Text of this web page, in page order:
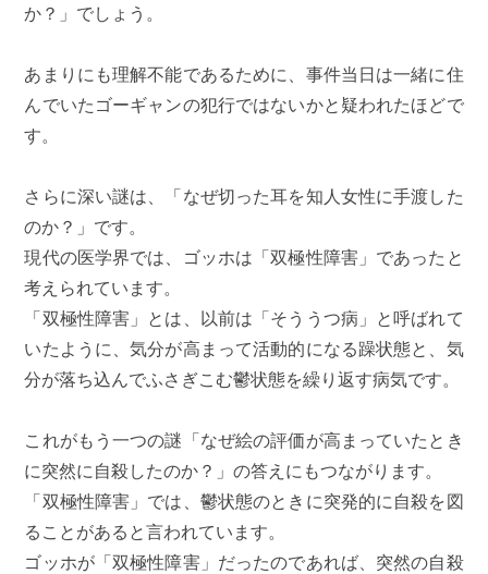
か？」でしょう。
あまりにも理解不能であるために、事件当日は一緒に住
んでいたゴーギャンの犯行ではないかと疑われたほどで
す。
さらに深い謎は、「なぜ切った耳を知人女性に手渡した
のか？」です。
現代の医学界では、ゴッホは「双極性障害」であったと
考えられています。
「双極性障害」とは、以前は「そううつ病」と呼ばれて
いたように、気分が高まって活動的になる躁状態と、気
分が落ち込んでふさぎこむ鬱状態を繰り返す病気です。
これがもう一つの謎「なぜ絵の評価が高まっていたとき
に突然に自殺したのか？」の答えにもつながります。
「双極性障害」では、鬱状態のときに突発的に自殺を図
ることがあると言われています。
ゴッホが「双極性障害」だったのであれば、突然の自殺